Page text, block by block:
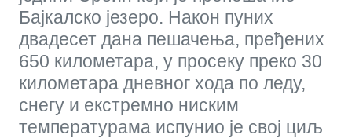
Бајкалско језеро. Након пуних
двадесет дана пешачења, пређених
650 километара, у просеку преко 30
километара дневног хода по леду,
снегу и екстремно ниским
температурама испунио је свој циљ